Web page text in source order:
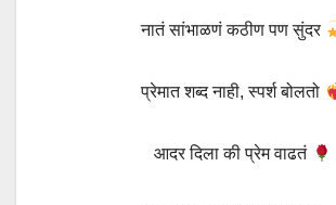
नातं सांभाळणं कठीण पण सुंदर
प्रेमात शब्द नाही, स्पर्श बोलतो
आदर दिला की प्रेम वाढतं